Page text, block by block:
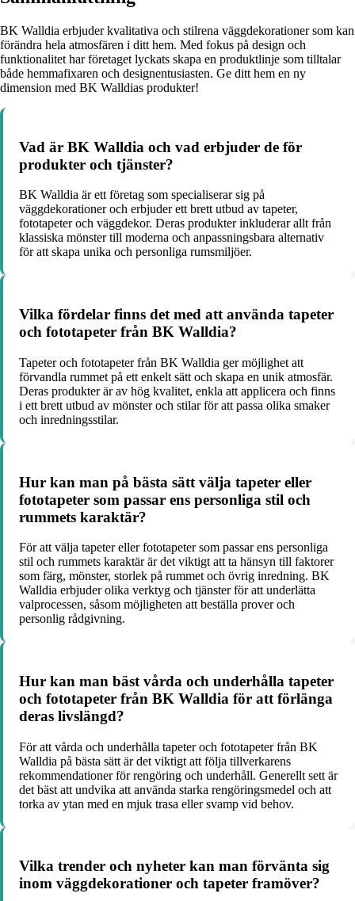
BK Walldia erbjuder kvalitativa och stilrena väggdekorationer som kan
förändra hela atmosfären i ditt hem. Med fokus på design och
funktionalitet har företaget lyckats skapa en produktlinje som tilltalar
både hemmafixaren och designentusiasten. Ge ditt hem en ny
dimension med BK Walldias produkter!
Vad är BK Walldia och vad erbjuder de för
produkter och tjänster?
BK Walldia är ett företag som specialiserar sig på
väggdekorationer och erbjuder ett brett utbud av tapeter,
fototapeter och väggdekor. Deras produkter inkluderar allt från
klassiska mönster till moderna och anpassningsbara alternativ
för att skapa unika och personliga rumsmiljöer.
Vilka fördelar finns det med att använda tapeter
och fototapeter från BK Walldia?
Tapeter och fototapeter från BK Walldia ger möjlighet att
förvandla rummet på ett enkelt sätt och skapa en unik atmosfär.
Deras produkter är av hög kvalitet, enkla att applicera och finns
i ett brett utbud av mönster och stilar för att passa olika smaker
och inredningsstilar.
Hur kan man på bästa sätt välja tapeter eller
fototapeter som passar ens personliga stil och
rummets karaktär?
För att välja tapeter eller fototapeter som passar ens personliga
stil och rummets karaktär är det viktigt att ta hänsyn till faktorer
som färg, mönster, storlek på rummet och övrig inredning. BK
Walldia erbjuder olika verktyg och tjänster för att underlätta
valprocessen, såsom möjligheten att beställa prover och
personlig rådgivning.
Hur kan man bäst vårda och underhålla tapeter
och fototapeter från BK Walldia för att förlänga
deras livslängd?
För att vårda och underhålla tapeter och fototapeter från BK
Walldia på bästa sätt är det viktigt att följa tillverkarens
rekommendationer för rengöring och underhåll. Generellt sett är
det bäst att undvika att använda starka rengöringsmedel och att
torka av ytan med en mjuk trasa eller svamp vid behov.
Vilka trender och nyheter kan man förvänta sig
inom väggdekorationer och tapeter framöver?